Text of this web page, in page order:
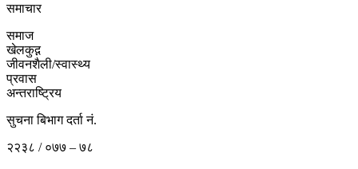
समाचार
समाज
खेलकुद़़
जीवनशैली/स्वास्थ्य
प्रवास
अन्तराष्ट्रिय
सुचना बिभाग दर्ता नं.
२२३८ / ०७७ – ७८